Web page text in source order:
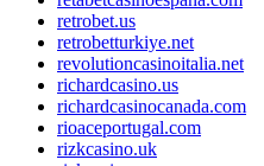
retrobet.us
retrobetturkiye.net
revolutioncasinoitalia.net
richardcasino.us
richardcasinocanada.com
rioaceportugal.com
rizkcasino.uk